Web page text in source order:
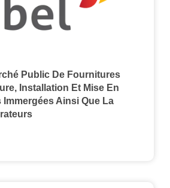
Public De Fournitures
Installation Et Mise En
Ainsi Que La